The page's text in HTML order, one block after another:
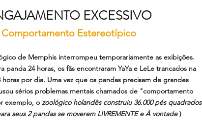
EXCESSIVO
Comportamento Estereotípico
de Memphis interrompeu temporariamente as exibições.
panda 24 horas, os fãs encontraram YaYa e LeLe trancados na
por dia. Uma vez que os pandas precisam de grandes
sérios problemas mentais chamados de "comportamento
exemplo, o zoológico holandês construiu 36.000 pés quadrados
seus 2 pandas se moverem LIVREMENTE e À vontade)